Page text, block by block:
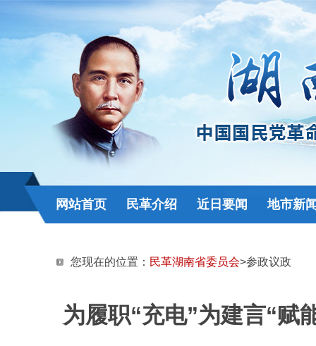
网站首页 民革介绍 近日要闻 地市新
您现在的位置： 民革湖南省委员会>参政议政
为履职“充电”为建言“